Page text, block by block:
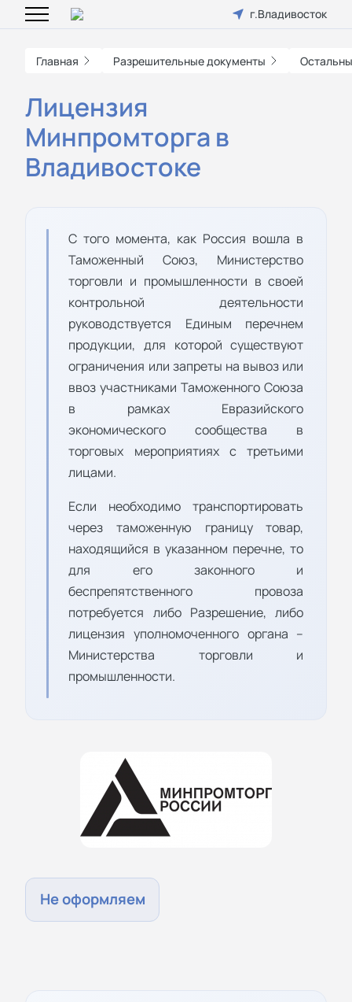
г.Владивосток
Главная Разрешительные документы
Лицензия
Минпромторга в
Владивостоке
С того момента, как Россия вошла в
Таможенный Союз, Министерство
торговли и промышленности в своей
контрольной деятельности
руководствуется Единым перечнем
продукции, для которой существуют
ограничения или запреты на вывоз или
ввоз участниками Таможенного Союза
в рамках Евразийского
экономического сообщества в
торговых мероприятиях с третьими
лицами.
Если необходимо транспортировать
через таможенную границу товар,
находящийся в указанном перечне, то
для его законного и
беспрепятственного провоза
потребуется либо Разрешение, либо
лицензия уполномоченного органа –
Министерства торговли и
промышленности.
Не оформляем